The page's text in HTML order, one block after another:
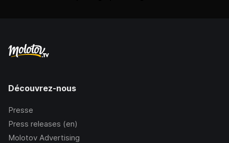
Découvrez-nous
Presse
Press releases (en)
Molotov Advertising